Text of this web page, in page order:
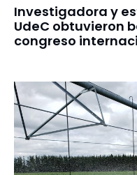
Investigadora y
UdeC obtuvieron
congreso